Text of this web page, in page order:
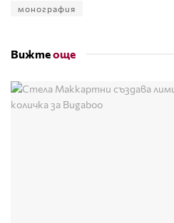
монография
Вижтеоще